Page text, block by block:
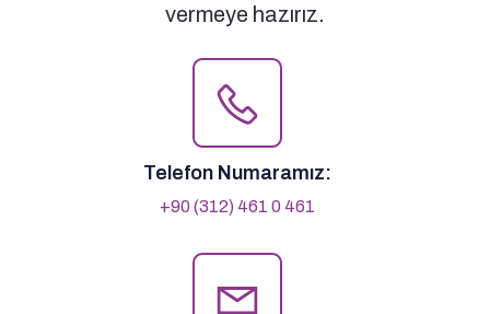
vermeye hazırız.
Telefon Numaramız:
+90 (312) 461 0 461